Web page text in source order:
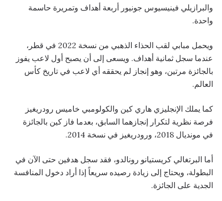
والبرازيلي فينيسيوس جونيور أربعة أهداف وتمريرة حاسمة
واحدة.
ويحمل مبابي لقب الحذاء الذهبي من نسخة 2022 في قطر،
عندما سجل ثمانية أهداف. ويسعى إلى أن يصبح أول لاعب يفوز
بالجائزة مرتين، وهو إنجاز لم يحققه أي لاعب في تاريخ كأس
العالم.
كما يملك الإنجليزي هاري كين والكولومبي خاميس رودريغيز
فرصة نظرية لتكرار إنجازهما السابق، بعدما فاز كين بالجائزة
في مونديال 2018، ورودريغيز في نسخة 2014.
أما البرتغالي كريستيانو رونالدو، فقد سجل هدفين حتى الآن في
البطولة، ويحتاج إلى زيادة رصيده سريعاً إذا أراد دخول المنافسة
الجدية على الجائزة.